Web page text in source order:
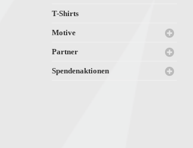
T-Shirts
Motive
Partner
Spendenaktionen